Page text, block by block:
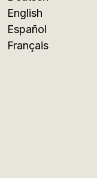
English
Español
Français